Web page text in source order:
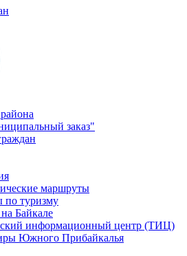
заказ"
маршруты
по туризму
Байкале
информационный центр (ТИЦ)
Южного Прибайкалья